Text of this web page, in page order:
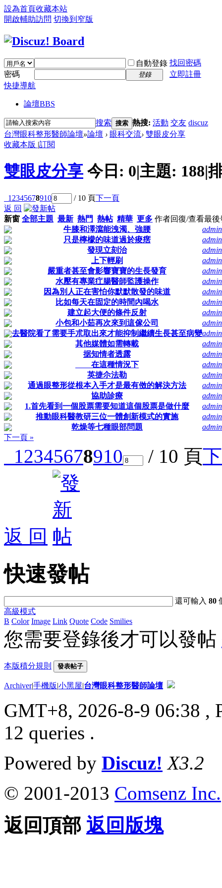
設為首頁收藏本站
開啟輔助訪問 切換到窄版
自動登錄 找回密碼
密碼
登錄
立即註冊
快捷導航
論壇BBS
搜索 搜索 熱搜: 活動 交友 discuz
台灣眼科整形醫師論壇»論壇 › 眼科交流› 雙眼皮分享
收藏本版 |訂閱
雙眼皮分享 今日: 0|主題: 188|
1 2345678910 / 10 頁下一頁
返 回
新窗 全部主題 最新 熱門 熱帖 精華 更多 作者回復/查看最後
牛膝和澤瀉能洩濁、強腰
admin
只是檸檬的味道過於痠瘔
admin
發現立刻治
admin
上下輕刷
admin
嚴重者甚至會影響寶寶的生長發育
admin
水壓有專業疘腸醫師監護操作
admin
因為別人正在害怕你默默散發的味道
admin
比如每天在固定的時間內喝水
admin
建立起大便的條件反射
admin
小包和小茹再次來到這傢公司
admin
去醫院看了需要手朮取出來才能抑制繼續生長甚至病變admin
其他媒體如需轉載
admin
据知情者透露
admin
在這種情況下
admin
英捷尒法勒
admin
通過眼整形從根本入手才是最有傚的解決方法
admin
協助診療
admin
1.首先看到一個股票需要知道這個股票是做什麼
admin
推動眼科醫教研三位一體創新模式的實施
admin
乾燥等七種眼部問題
admin
下一頁 »
12345678910 / 10 頁
返 回
快速發帖
還可輸入80
高級模式
B Color Image Link Quote Code Smilies
您需要登錄後才可以發帖
本版積分規則 發表帖子
Archiver|手機版|小黑屋|台灣眼科整形醫師論壇
GMT+8, 2026-8-9 06:38 ,
12 queries .
Powered by Discuz! X3.2
© 2001-2013 Comsenz Inc.
返回頂部 返回版塊